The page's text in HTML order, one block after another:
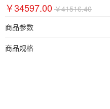
￥34597.00 ￥41516.40
商品参数
商品规格